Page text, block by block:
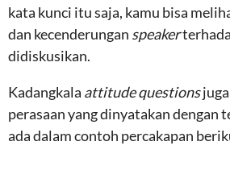
kata kunci itu saja, kamu bisa
dan kecenderungan speaker
didiskusikan.
Kadangkala attitude questions
perasaan yang dinyatakan dengan
ada dalam contoh percakapan